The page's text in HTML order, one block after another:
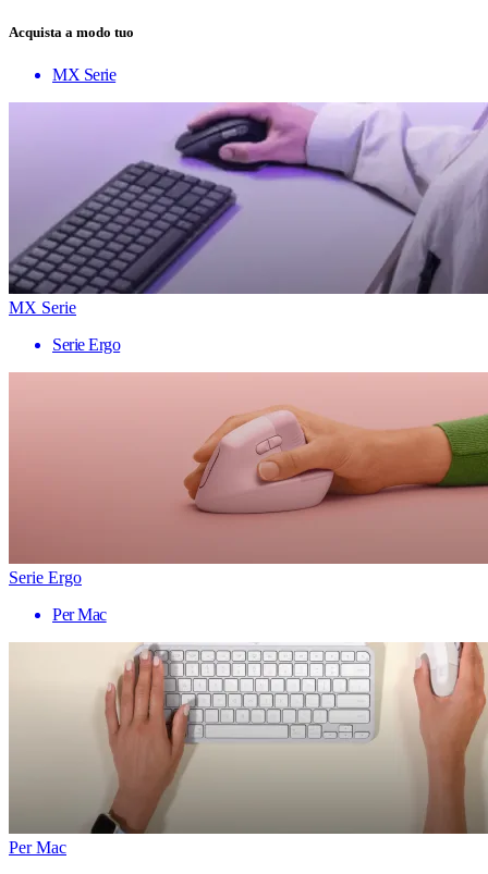
Acquista a modo tuo
MX Serie
MX Serie
Serie Ergo
Serie Ergo
Per Mac
Per Mac